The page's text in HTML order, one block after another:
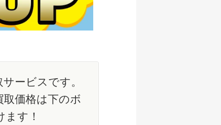
ービスです。
価格は下のボ
す！